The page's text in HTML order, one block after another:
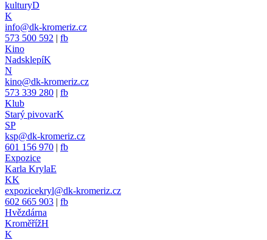
kulturyD
K
info@dk-kromeriz.cz
573 500 592 | fb
Kino
NadsklepíK
N
kino@dk-kromeriz.cz
573 339 280 | fb
Klub
Starý pivovarK
SP
ksp@dk-kromeriz.cz
601 156 970 | fb
Expozice
Karla KrylaE
KK
expozicekryl@dk-kromeriz.cz
602 665 903 | fb
Hvězdárna
KroměřížH
K